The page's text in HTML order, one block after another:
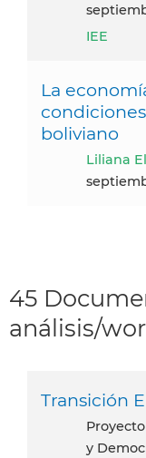
IEE
La
boliviano
Liliana
45
análisis/
Transición
proyecto TRADENER (Transición Energética
y